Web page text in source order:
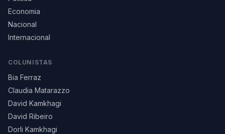
Economia
Nacional
Internacional
COLUNISTAS
Bia Ferraz
Claudia Matarazzo
David Kamkhagi
David Ribeiro
Dorli Kamkhagi